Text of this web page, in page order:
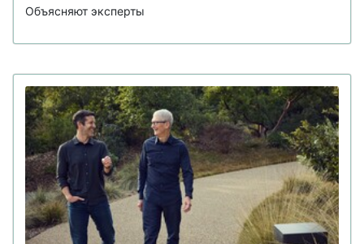
Объясняют эксперты